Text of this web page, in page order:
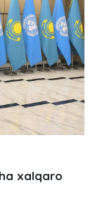
xalqaro